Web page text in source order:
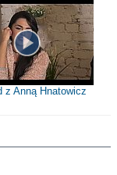
z Anną Hnatowicz